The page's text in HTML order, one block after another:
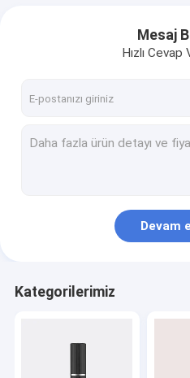
Mesaj
Hızlı
Devam
Kategorilerimiz